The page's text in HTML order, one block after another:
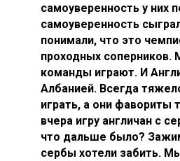
самоуверенность у них
самоуверенность
понимали, что это
проходных соперников.
команды играют. И
Албанией. Всегда
играть, а они фавориты
вчера игру англичан с
что дальше было?
сербы хотели забить.